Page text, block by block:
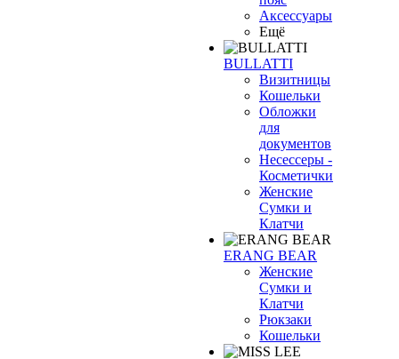
Аксессуары
Ещё
BULLATTI
Визитницы
Кошельки
Обложки
для
документов
Несессеры -
Косметички
Женские
Сумки и
Клатчи
ERANG BEAR
Женские
Сумки и
Клатчи
Рюкзаки
Кошельки